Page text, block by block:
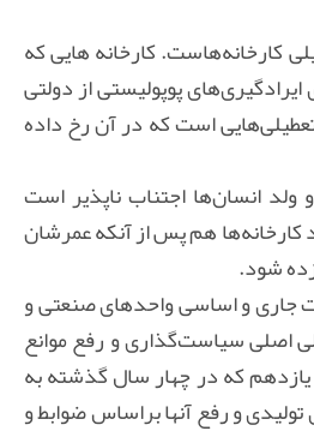
کارخانه‌هاست. کارخانه هایی که
پوپولیستی از دولتی
اندازی و توسعه واحدهای صنعتی در آن حدود ۵ برابر تعطیلی‌هایی است که در آن رخ داده
ولد انسان‌ها اجتناب ناپذیر است
کارخانه‌ها هم پس از آنکه عمرشان
شود.
جاری و اساسی واحدهای صنعتی و
اصلی سیاست‌گذاری و رفع موانع
که در چهار سال گذشته به
و رفع آنها براساس ضوابط و